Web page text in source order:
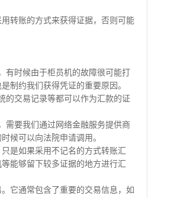
转账的方式来获得证据，否则可能
时候由于柜员机的故障很可能打
制约我们获得凭证的重要原因。
的交易记录等都可以作为汇款的证
需要我们通过网络金融服务提供商
候可以向法院申请调用。
是如果采用不记名的方式转账汇
能够留下较多证据的地方进行汇
它通常包含了重要的交易信息，如